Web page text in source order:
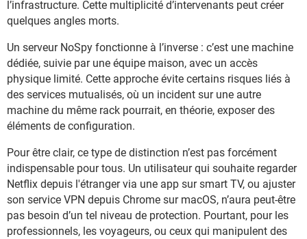
l’infrastructure. Cette multiplicité d’intervenants peut créer
quelques angles morts.
Un serveur NoSpy fonctionne à l’inverse : c’est une machine
dédiée, suivie par une équipe maison, avec un accès
physique limité. Cette approche évite certains risques liés à
des services mutualisés, où un incident sur une autre
machine du même rack pourrait, en théorie, exposer des
éléments de configuration.
Pour être clair, ce type de distinction n’est pas forcément
indispensable pour tous. Un utilisateur qui souhaite regarder
Netflix depuis l'étranger via une app sur smart TV, ou ajuster
son service VPN depuis Chrome sur macOS, n’aura peut-être
pas besoin d’un tel niveau de protection. Pourtant, pour les
professionnels, les voyageurs, ou ceux qui manipulent des